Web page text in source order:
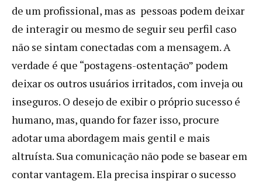
de um profissional, mas as pessoas podem deixar
de interagir ou mesmo de seguir seu perfil caso
não se sintam conectadas com a mensagem. A
verdade é que “postagens-ostentação” podem
deixar os outros usuários irritados, com inveja ou
inseguros. O desejo de exibir o próprio sucesso é
humano, mas, quando for fazer isso, procure
adotar uma abordagem mais gentil e mais
altruísta. Sua comunicação não pode se basear em
contar vantagem. Ela precisa inspirar o sucesso